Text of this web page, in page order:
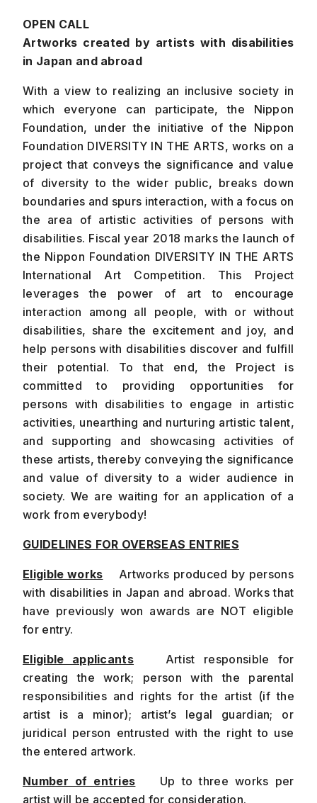
OPEN CALL
Artworks created by artists with disabilities
in Japan and abroad
With a view to realizing an inclusive society in
which everyone can participate, the Nippon
Foundation, under the initiative of the Nippon
Foundation DIVERSITY IN THE ARTS, works on a
project that conveys the significance and value
of diversity to the wider public, breaks down
boundaries and spurs interaction, with a focus on
the area of artistic activities of persons with
disabilities. Fiscal year 2018 marks the launch of
the Nippon Foundation DIVERSITY IN THE ARTS
International Art Competition. This Project
leverages the power of art to encourage
interaction among all people, with or without
disabilities, share the excitement and joy, and
help persons with disabilities discover and fulfill
their potential. To that end, the Project is
committed to providing opportunities for
persons with disabilities to engage in artistic
activities, unearthing and nurturing artistic talent,
and supporting and showcasing activities of
these artists, thereby conveying the significance
and value of diversity to a wider audience in
society. We are waiting for an application of a
work from everybody!
GUIDELINES FOR OVERSEAS ENTRIES
Eligible works
Artworks produced by persons
with disabilities in Japan and abroad. Works that
have previously won awards are NOT eligible
for entry.
Eligible applicants
Artist responsible for
creating the work; person with the parental
responsibilities and rights for the artist (if the
artist is a minor); artist’s legal guardian; or
juridical person entrusted with the right to use
the entered artwork.
Number of entries
Up to three works per
artist will be accepted for consideration.